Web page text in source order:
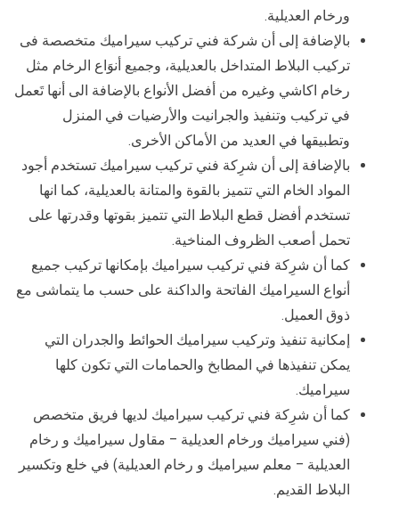
ورخام العديلية.
بالإضافة إلى أن شركة فني تركيب سيراميك متخصصة فى
تركيب البلاط المتداخل بالعديلية، وجميع أنوَاع الرخام مثل
رخام اكاشي وغيره من أفضل الأنواع بالإضافة الى أنها تَعمل
في تركيب وتنفيذ والجرانيت والأرضيات في المنزل
وتطبيقها في العديد من الأماكن الأخرى.
بالإضافة إلى أن شرِكة فني تركيب سيراميك تستخدم أجود
المواد الخام التي تتميز بالقوة والمتانة بالعديلية، كما انها
تستخدم أفضل قطع البلاط التي تتميز بقوتها وقدرتها على
تحمل أصعب الظروف المناخية.
كما أن شرِكة فني تركيب سيراميك بإمكانها تركيب جميع
أنواع السيراميك الفاتحة والداكنة على حسب ما يتماشى مع
ذوق العميل.
إمكانية تنفيذ وتركيب سيراميك الحوائط والجدران التي
يمكن تنفيذها في المطابخ والحمامات التي تكون كلها
سيراميك.
كما أن شرِكة فني تركيب سيراميك لديها فريق متخصص
(فني سيراميك ورخام العديلية – مقاول سيراميك و رخام
العديلية – معلم سيراميك و رخام العديلية) في خلع وتكسير
البلاط القديم.